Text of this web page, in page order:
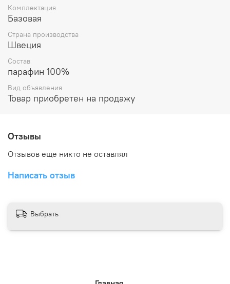
Комплектация
Базовая
Страна производства
Швеция
Состав
парафин 100%
Вид объявления
Товар приобретен на продажу
Отзывы
Отзывов еще никто не оставлял
Написать отзыв
Выбрать